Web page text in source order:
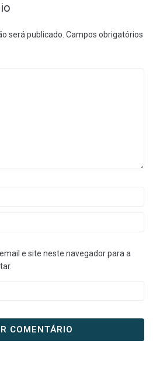
será publicado. Campos obrigatórios
e site neste navegador para a